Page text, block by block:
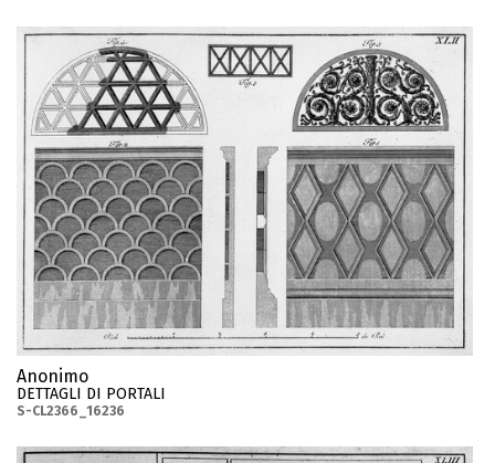
Anonimo
DETTAGLI DI PORTALI
S-CL2366_16236